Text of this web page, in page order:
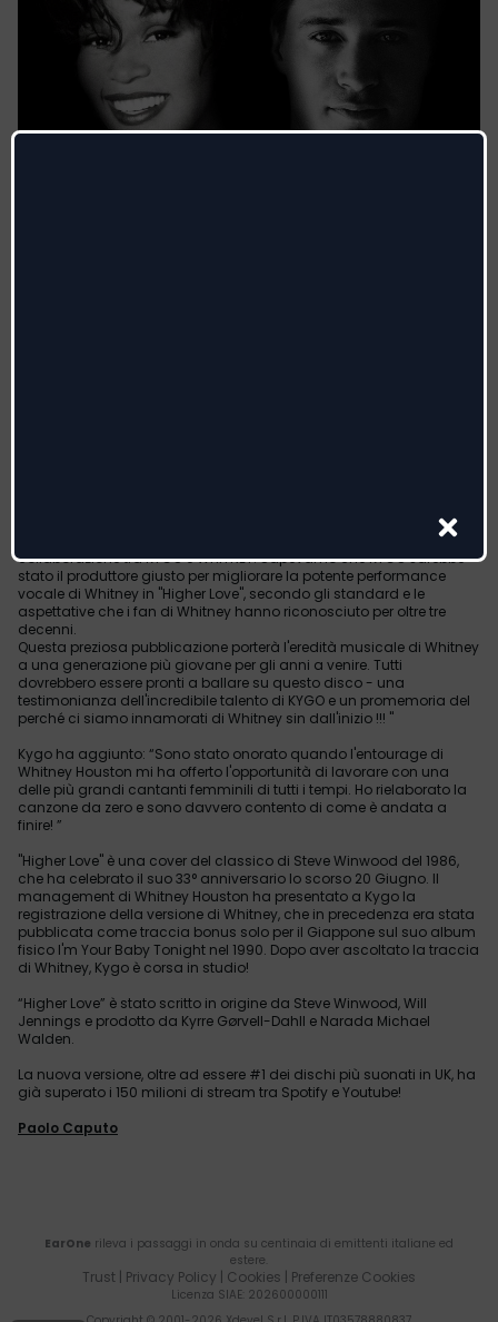
Pat Houston ha dichiarato del singolo, “The Estate of Whitney E.
Houston e il nostro nuovo partner Primary Wave sono lieti della
collaborazione tra KYGO e WHITNEY. Sapevamo che KYGO sarebbe
stato il produttore giusto per migliorare la potente performance
vocale di Whitney in "Higher Love", secondo gli standard e le
aspettative che i fan di Whitney hanno riconosciuto per oltre tre
decenni.
Questa preziosa pubblicazione porterà l'eredità musicale di Whitney
a una generazione più giovane per gli anni a venire. Tutti
dovrebbero essere pronti a ballare su questo disco - una
testimonianza dell'incredibile talento di KYGO e un promemoria del
perché ci siamo innamorati di Whitney sin dall'inizio !!! "
Kygo ha aggiunto: “Sono stato onorato quando l'entourage di
Whitney Houston mi ha offerto l'opportunità di lavorare con una
delle più grandi cantanti femminili di tutti i tempi. Ho rielaborato la
canzone da zero e sono davvero contento di come è andata a
finire! ”
"Higher Love" è una cover del classico di Steve Winwood del 1986,
che ha celebrato il suo 33° anniversario lo scorso 20 Giugno. Il
management di Whitney Houston ha presentato a Kygo la
registrazione della versione di Whitney, che in precedenza era stata
pubblicata come traccia bonus solo per il Giappone sul suo album
fisico I'm Your Baby Tonight nel 1990. Dopo aver ascoltato la traccia
di Whitney, Kygo è corsa in studio!
“Higher Love” è stato scritto in origine da Steve Winwood, Will
Jennings e prodotto da Kyrre Gørvell-Dahll e Narada Michael
Walden.
La nuova versione, oltre ad essere #1 dei dischi più suonati in UK, ha
già superato i 150 milioni di stream tra Spotify e Youtube!
Paolo Caputo
EarOne rileva i passaggi in onda su centinaia di emittenti italiane ed
estere.
Trust Privacy Policy Cookies Preferenze Cookies
Licenza SIAE: 202600000111